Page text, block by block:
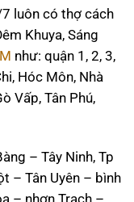
luôn có thợ cách
Khuya, Sáng
như: quận 1, 2, 3,
Hóc Môn, Nhà
Vấp, Tân Phú,
– Tây Ninh, Tp
– Tân Uyên – bình